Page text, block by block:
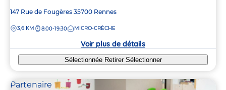
Adresse
la
147 Rue de Fougères 35700 Rennes
DISTANCE
3,6 KM 8:00-19:30 MICRO-CRÈCHE
Voir plus de détails
Sélectionnée Retirer Sélectionner
Partenaire